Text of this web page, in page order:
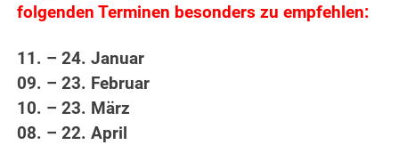
folgenden Terminen besonders zu empfehlen:
11. – 24. Januar
09. – 23. Februar
10. – 23. März
08. – 22. April